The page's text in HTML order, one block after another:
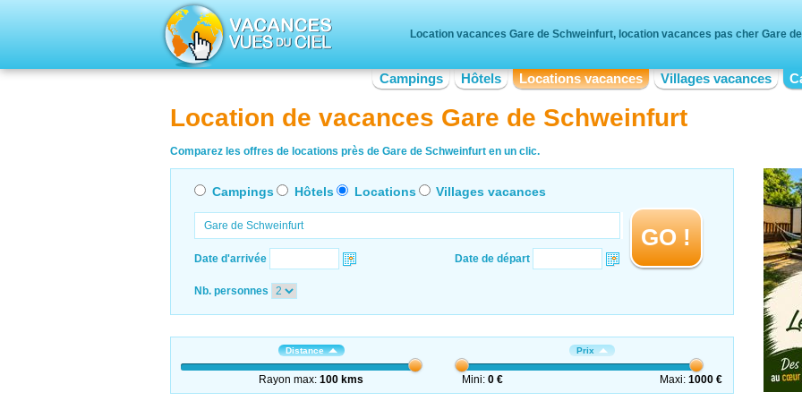
Location vacances Gare de Schweinfurt, location vacances pas cher Gare
Campings Hôtels Locations vacances Villages vacances
Location de vacances Gare de Schweinfurt
Comparez les offres de locations près de Gare de Schweinfurt en un clic.
Campings Hôtels Locations Villages vacances
Date d'arrivée Date de départ
GO !
Nb. personnes
Distance
Rayon max:100 kms
Prix
Mini: 0 € Maxi:1000 €